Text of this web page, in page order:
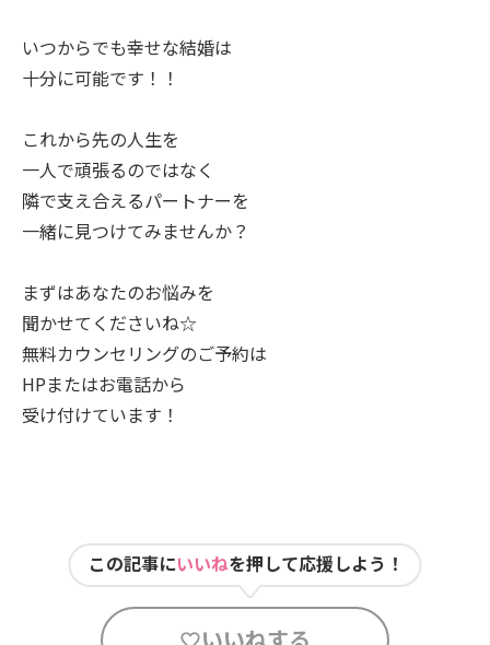
いつからでも幸せな結婚は
十分に可能です！！
これから先の人生を
一人で頑張るのではなく
隣で支え合えるパートナーを
一緒に見つけてみませんか？
まずはあなたのお悩みを
聞かせてくださいね☆
無料カウンセリングのご予約は
HPまたはお電話から
受け付けています！
この記事にいいねを押して応援しよう！
いいねする